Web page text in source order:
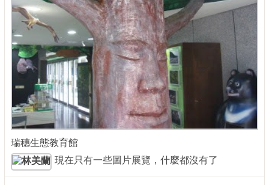
瑞穗生態教育館
現在只有一些圖片展覽，什麼都沒有了